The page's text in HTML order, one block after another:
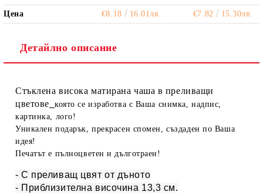
Цена €8.18 16.01лв. €7.82 15.30лв.
Детайлно описание
Стъклена висока матирана чаша в преливащи
цветове
която се изработва с Ваша снимка, надпис,
картинка, лого!
Уникален подарък, прекрасен спомен, създаден по Ваша
идея!
Печатът е пълноцветен и дълготраен!
- С преливащ цвят от дъното
- Приблизителна височина 13,3 см.